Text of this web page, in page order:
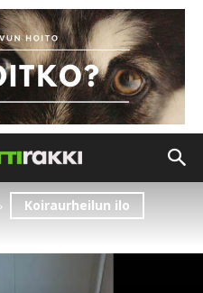
Koiraurheilun ilo